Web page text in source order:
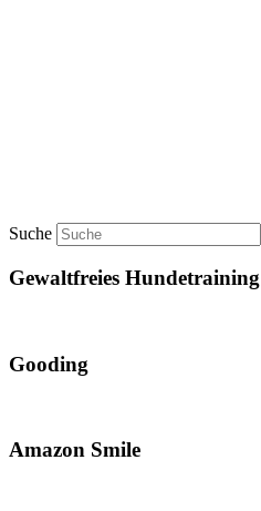
Suche
Gewaltfreies Hundetraining
Gooding
Amazon Smile